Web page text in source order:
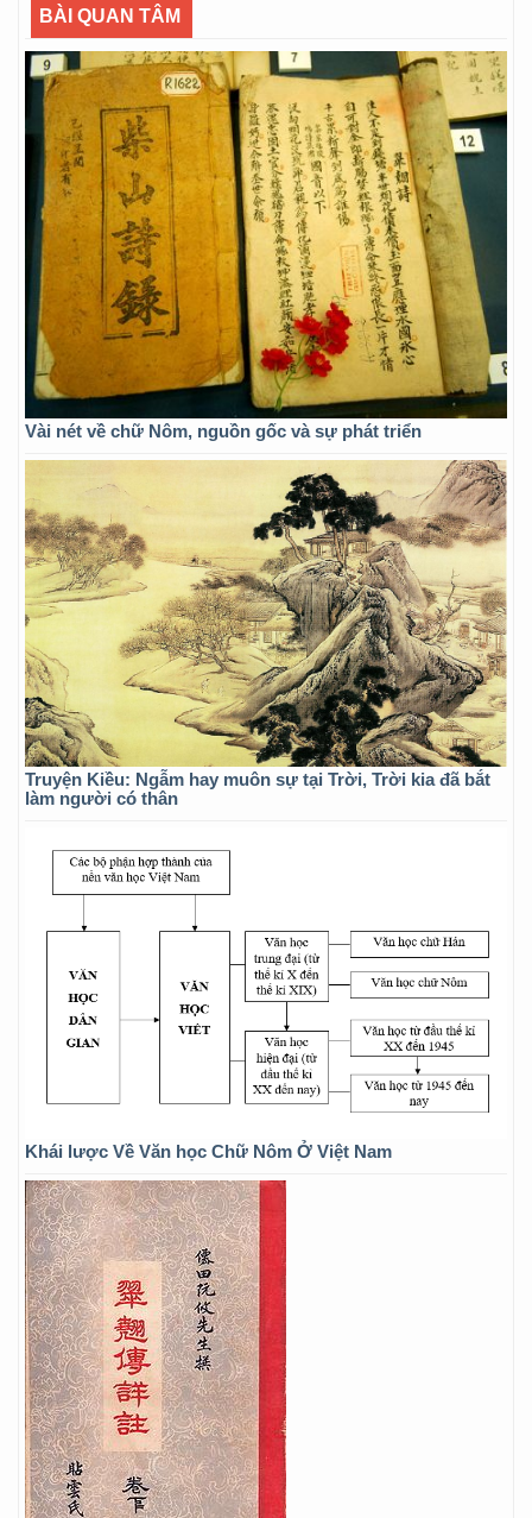
BÀI QUAN TÂM
Vài nét về chữ Nôm, nguồn gốc và sự phát triển
Truyện Kiều: Ngẫm hay muôn sự tại Trời, Trời kia đã bắt
làm người có thân
Khái lược Về Văn học Chữ Nôm Ở Việt Nam